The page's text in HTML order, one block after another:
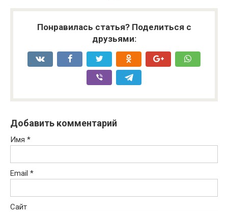
Понравилась статья? Поделиться с
друзьями:
Добавить комментарий
Имя *
Email *
Сайт